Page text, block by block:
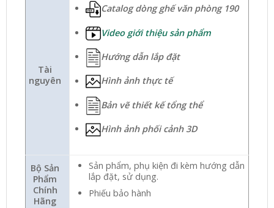
Tài
nguyên
Catalog dòng ghế văn phòng 190
Video giới thiệu sản phẩm
Hướng dẫn lắp đặt
Hình ảnh thực tế
Bản vẽ thiết kế tổng thể
Hình ảnh phối cảnh 3D
Bộ Sản
Phẩm
Chính
Hãng
Sản phẩm, phụ kiện đi kèm hướng dẫn
lắp đặt, sử dụng.
Phiếu bảo hành